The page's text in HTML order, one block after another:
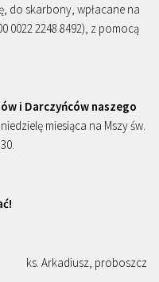
do skarbony, wpłacane na
0022 2248 8492), z pomocą
i Darczyńców naszego
miesiąca na Mszy św.
ks. Arkadiusz, proboszcz